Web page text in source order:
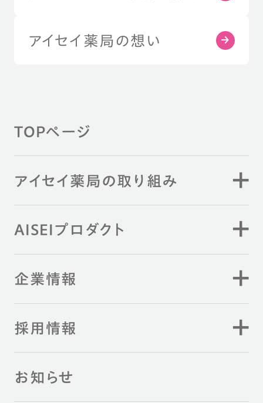
アイセイ薬局の想い
TOPページ
アイセイ薬局の取り組み
AISEIプロダクト
企業情報
採用情報
お知らせ